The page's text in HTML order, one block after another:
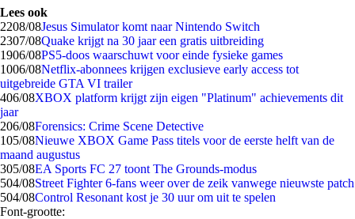
Lees ook
2208/08Jesus Simulator komt naar Nintendo Switch
2307/08Quake krijgt na 30 jaar een gratis uitbreiding
1906/08PS5-doos waarschuwt voor einde fysieke games
1006/08Netflix-abonnees krijgen exclusieve early access tot
uitgebreide GTA VI trailer
406/08XBOX platform krijgt zijn eigen "Platinum" achievements dit
jaar
206/08Forensics: Crime Scene Detective
105/08Nieuwe XBOX Game Pass titels voor de eerste helft van de
maand augustus
305/08EA Sports FC 27 toont The Grounds-modus
504/08Street Fighter 6-fans weer over de zeik vanwege nieuwste patch
504/08Control Resonant kost je 30 uur om uit te spelen
Font-grootte: